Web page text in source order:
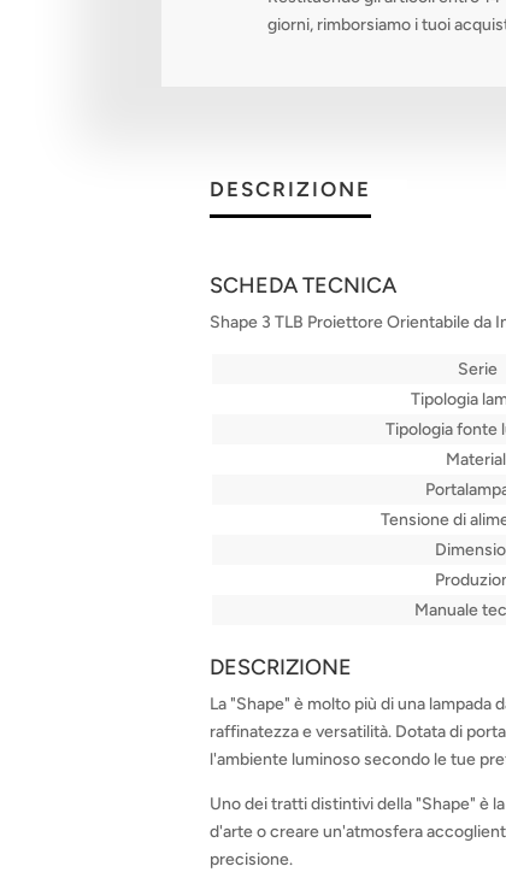
giorni, rimborsiamo i tuoi
DESCRIZIONE
SCHEDA TECNICA
Shape 3 TLB Proiettore Orientabile da
Serie
Tipologia
Tipologia fonte
Tensione di
Manuale
DESCRIZIONE
La "Shape" è molto più di una
raffinatezza e versatilità. Dotata di
l'ambiente luminoso secondo le tue
Uno dei tratti distintivi della "Shape" è
d'arte o creare un'atmosfera
precisione.